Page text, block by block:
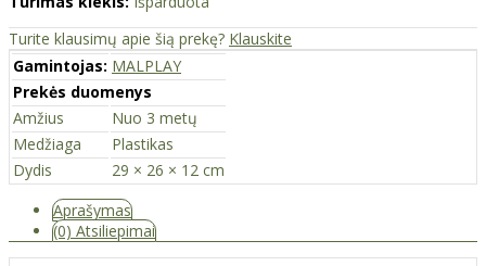
Turite klausimų apie šią prekę? Klauskite
Gamintojas: MALPLAY
Prekės duomenys
Amžius
Nuo 3 metų
Medžiaga
Plastikas
Dydis
29 × 26 × 12 cm
Aprašymas
(0) Atsiliepimai